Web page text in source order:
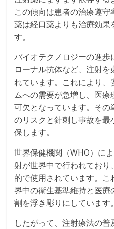
この傾向は患者の治療遵
薬は経口薬よりも治療効
す。
バイオテクノロジーの進歩
ローナル抗体など、注射
れています。これにより
ムへの需要が急増し、医
可欠となっています。そ
のリスクと針刺し事故を
保します。
世界保健機関（WHO）に
射が世界中で行われており
的で使用されています。
界中の衛生基準維持と医
割を浮き彫りにしています。
したがって、注射療法の